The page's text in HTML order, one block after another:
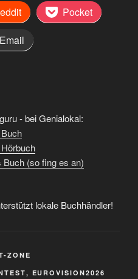
Pocket
Email
- bei Genialokal:
Buch (so fing es an)
lokale Buchhändler!
ZONE
, EUROVISION2026